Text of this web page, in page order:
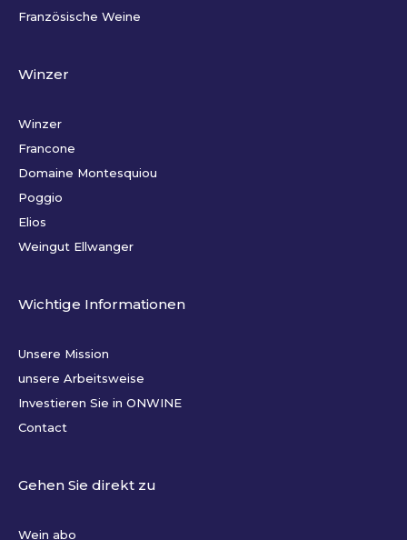
Französische Weine
Winzer
Winzer
Francone
Domaine Montesquiou
Poggio
Elios
Weingut Ellwanger
Wichtige Informationen
Unsere Mission
unsere Arbeitsweise
Investieren Sie in ONWINE
Contact
Gehen Sie direkt zu
Wein abo